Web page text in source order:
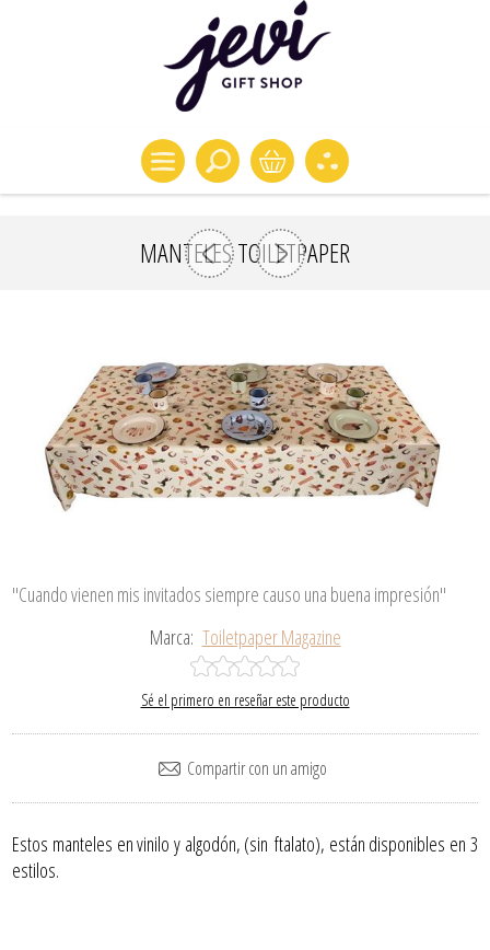
MANTELES TOILETPAPER
"Cuando vienen mis invitados siempre causo una buena impresión"
Marca: Toiletpaper Magazine
Sé el primero en reseñar este producto
Estos manteles en vinilo y algodón, (sin ftalato), están disponibles en 3
estilos.